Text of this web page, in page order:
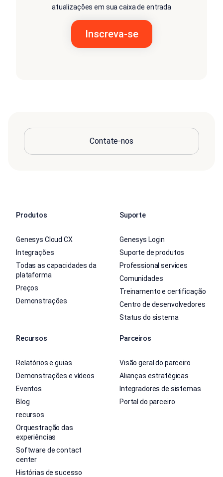
atualizações em sua caixa de entrada
Contate-nos
Produtos
Genesys Cloud CX
Integrações
Todas as capacidades da
plataforma
Preços
Demonstrações
Suporte
Genesys Login
Suporte de produtos
Professional services
Comunidades
Treinamento e certificação
Centro de desenvolvedores
Status do sistema
Recursos
Relatórios e guias
Demonstrações e vídeos
Eventos
Blog
recursos
Orquestração das
experiências
Software de contact
center
Histórias de sucesso
Parceiros
Visão geral do parceiro
Alianças estratégicas
Integradores de sistemas
Portal do parceiro